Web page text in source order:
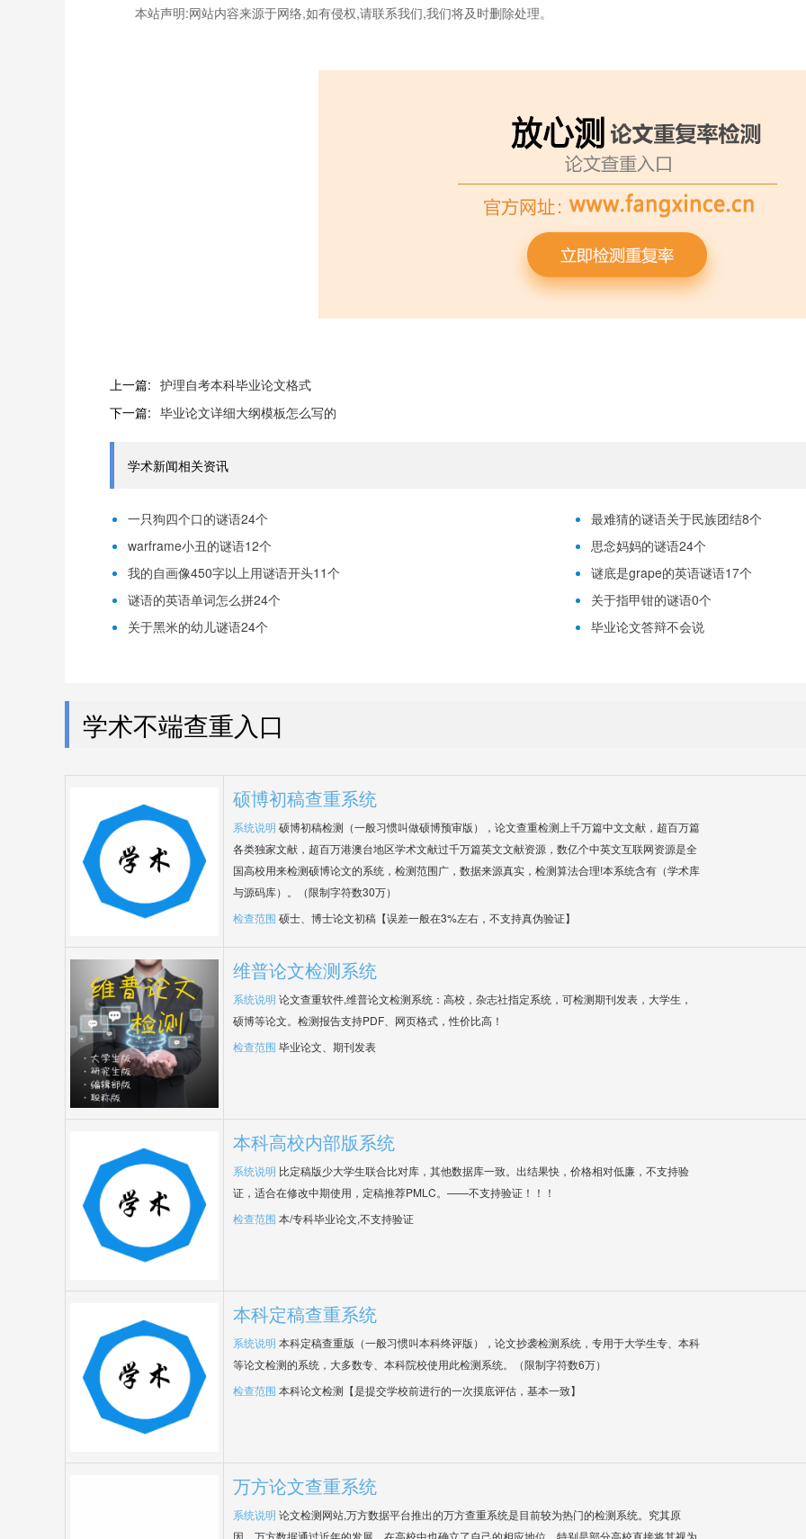
本站声明:网站内容来源于网络,如有侵权,请联系我们,我们将及时删除处理。
上一篇: 护理自考本科毕业论文格式
下一篇: 毕业论文详细大纲模板怎么写的
学术新闻相关资讯
一只狗四个口的谜语24个
最难猜的谜语关于民族团结8个
warframe小丑的谜语12个
思念妈妈的谜语24个
我的自画像450字以上用谜语开头11个
谜底是grape的英语谜语17个
谜语的英语单词怎么拼24个
关于指甲钳的谜语0个
关于黑米的幼儿谜语24个
毕业论文答辩不会说
学术不端查重入口
硕博初稿查重系统
系统说明 硕博初稿检测（一般习惯叫做硕博预审版），论文查重检测上千万篇中文文献，超百万篇
各类独家文献，超百万港澳台地区学术文献过千万篇英文文献资源，数亿个中英文互联网资源是全
国高校用来检测硕博论文的系统，检测范围广，数据来源真实，检测算法合理!本系统含有（学术库
与源码库）。（限制字符数30万）
检查范围 硕士、博士论文初稿【误差一般在3%左右，不支持真伪验证】
维普论文检测系统
系统说明 论文查重软件,维普论文检测系统：高校，杂志社指定系统，可检测期刊发表，大学生，
硕博等论文。检测报告支持PDF、网页格式，性价比高！
检查范围 毕业论文、期刊发表
本科高校内部版系统
系统说明 比定稿版少大学生联合比对库，其他数据库一致。出结果快，价格相对低廉，不支持验
证，适合在修改中期使用，定稿推荐PMLC。——不支持验证！！！
检查范围 本/专科毕业论文,不支持验证
本科定稿查重系统
系统说明 本科定稿查重版（一般习惯叫本科终评版），论文抄袭检测系统，专用于大学生专、本科
等论文检测的系统，大多数专、本科院校使用此检测系统。（限制字符数6万）
检查范围 本科论文检测【是提交学校前进行的一次摸底评估，基本一致】
万方论文查重系统
系统说明 论文检测网站,万方数据平台推出的万方查重系统是目前较为热门的检测系统。究其原
因，万方数据通过近年的发展，在高校中也确立了自己的相应地位，特别是部分高校直接将其视为